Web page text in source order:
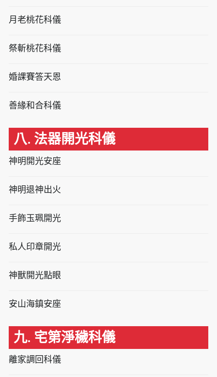
月老桃花科儀
祭斬桃花科儀
婚課賽答天恩
善緣和合科儀
八. 法器開光科儀
神明開光安座
神明退神出火
手飾玉珮開光
私人印章開光
神獸開光點眼
安山海鎮安座
九. 宅第淨穢科儀
離家調回科儀